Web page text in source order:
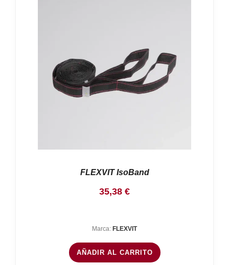
FLEXVIT IsoBand
35,38 €
Marca: FLEXVIT
AÑADIR AL CARRITO